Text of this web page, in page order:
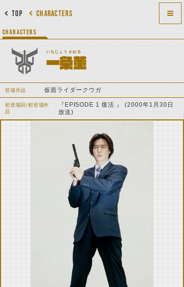
CHARACTERS
TOP
CHARACTERS
いちじょう かおる
一条薫
登場作品 仮面ライダークウガ
初登場回/初登場作
品
『EPISODE 1 復活 』 (2000年1月30日
放送)